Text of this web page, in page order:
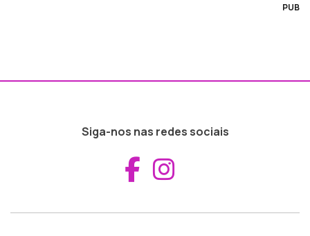
PUB
Siga-nos nas redes sociais
Aceder ao